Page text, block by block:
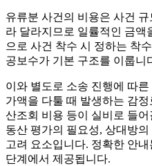
유류분 사건의 비용은 사건
라 달라지므로 일률적인 금액
으로 사건 착수 시 정하는 착
공보수가 기본 구조를 이룹니
이와 별도로 소송 진행에 따
가액을 다툴 때 발생하는 감
산조회 비용 등이 실비로 들
동산 평가의 필요성, 상대방
고려 요소입니다. 정확한 안
단계에서 제공됩니다.